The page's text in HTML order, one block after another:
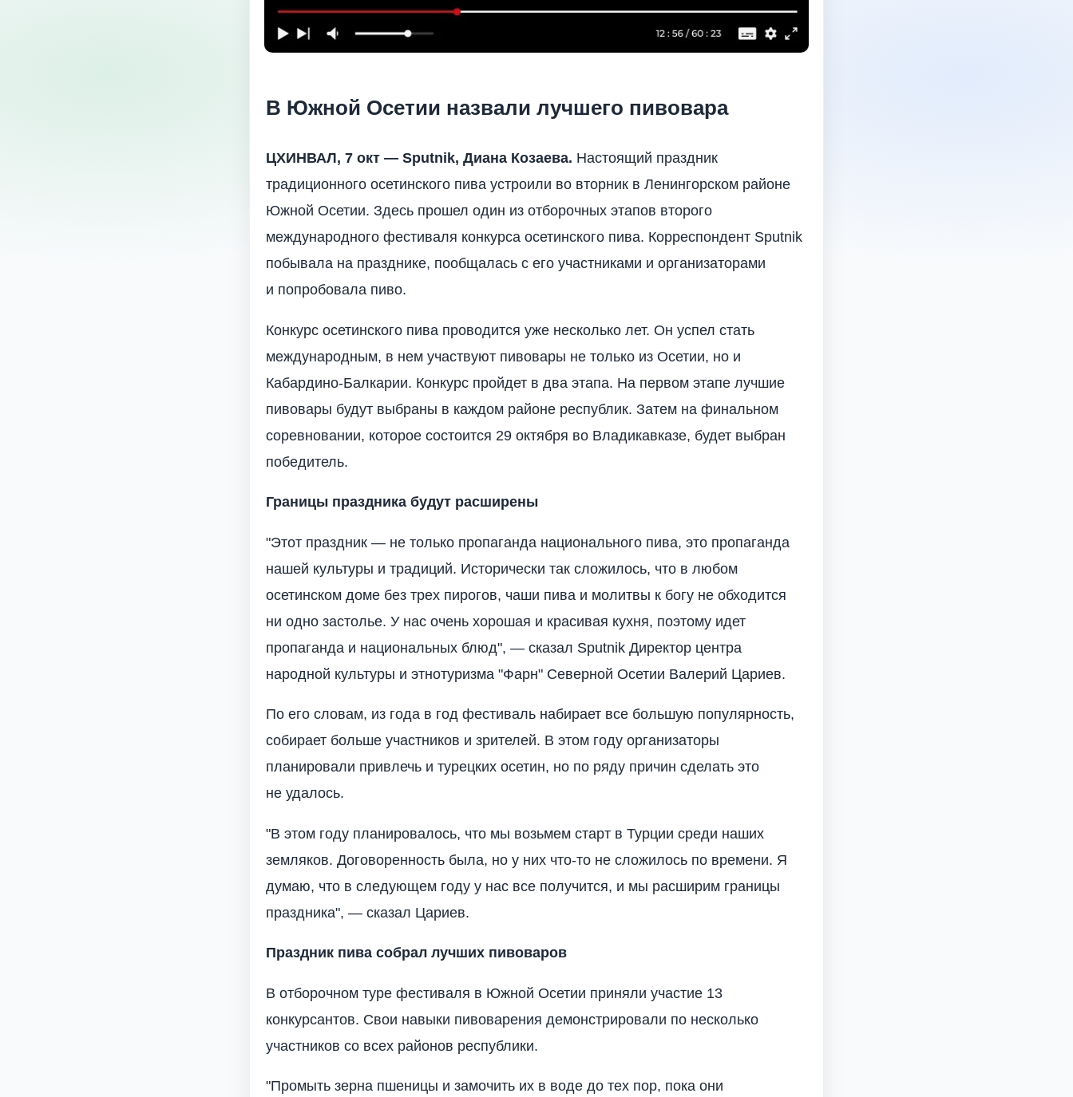
В Южной Осетии назвали лучшего пивовара
ЦХИНВАЛ, 7 окт — Sputnik, Диана Козаева. Настоящий праздник
традиционного осетинского пива устроили во вторник в Ленингорском районе
Южной Осетии. Здесь прошел один из отборочных этапов второго
международного фестиваля конкурса осетинского пива. Корреспондент Sputnik
побывала на празднике, пообщалась с его участниками и организаторами
и попробовала пиво.
Конкурс осетинского пива проводится уже несколько лет. Он успел стать
международным, в нем участвуют пивовары не только из Осетии, но и
Кабардино-Балкарии. Конкурс пройдет в два этапа. На первом этапе лучшие
пивовары будут выбраны в каждом районе республик. Затем на финальном
соревновании, которое состоится 29 октября во Владикавказе, будет выбран
победитель.
Границы праздника будут расширены
"Этот праздник — не только пропаганда национального пива, это пропаганда
нашей культуры и традиций. Исторически так сложилось, что в любом
осетинском доме без трех пирогов, чаши пива и молитвы к богу не обходится
ни одно застолье. У нас очень хорошая и красивая кухня, поэтому идет
пропаганда и национальных блюд", — сказал Sputnik Директор центра
народной культуры и этнотуризма "Фарн" Северной Осетии Валерий Цариев.
По его словам, из года в год фестиваль набирает все большую популярность,
собирает больше участников и зрителей. В этом году организаторы
планировали привлечь и турецких осетин, но по ряду причин сделать это
не удалось.
"В этом году планировалось, что мы возьмем старт в Турции среди наших
земляков. Договоренность была, но у них что-то не сложилось по времени. Я
думаю, что в следующем году у нас все получится, и мы расширим границы
праздника", — сказал Цариев.
Праздник пива собрал лучших пивоваров
В отборочном туре фестиваля в Южной Осетии приняли участие 13
конкурсантов. Свои навыки пивоварения демонстрировали по несколько
участников со всех районов республики.
"Промыть зерна пшеницы и замочить их в воде до тех пор, пока они